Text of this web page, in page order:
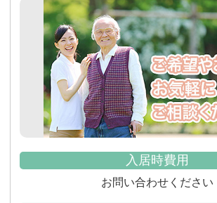
入居時費用
お問い合わせください